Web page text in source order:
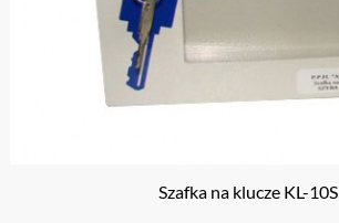
Szafka na klucze KL-10S